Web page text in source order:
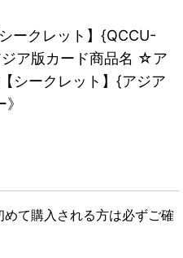
ークレット】{QCCU-
ア版カード商品名 ☆ア
シークレット】{アジア
めて購入される方は必ずご確